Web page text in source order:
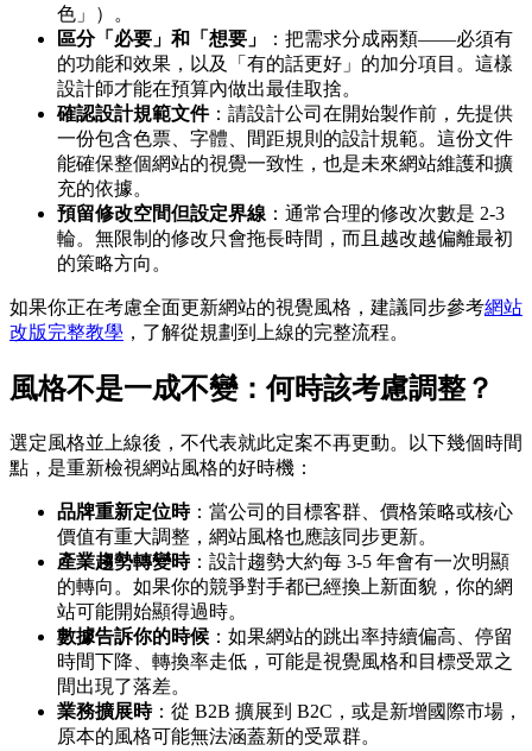
色」）。
區分「必要」和「想要」
：把需求分成兩類——必須有
的功能和效果，以及「有的話更好」的加分項目。這樣
設計師才能在預算內做出最佳取捨。
確認設計規範文件：請設計公司在開始製作前，先提供
一份包含色票、字體、間距規則的設計規範。這份文件
能確保整個網站的視覺一致性，也是未來網站維護和擴
充的依據。
預留修改空間但設定界線 ：通常合理的修改次數是 2-3
輪。無限制的修改只會拖長時間，而且越改越偏離最初
的策略方向。
如果你正在考慮全面更新網站的視覺風格，建議同步參考網站
改版完整教學 ，了解從規劃到上線的完整流程。
風格不是一成不變：何時該考慮調整？
選定風格並上線後，不代表就此定案不再更動。以下幾個時間
點，是重新檢視網站風格的好時機：
品牌重新定位時：當公司的目標客群、價格策略或核心
價值有重大調整，網站風格也應該同步更新。
產業趨勢轉變時：設計趨勢大約每 3-5 年會有一次明顯
的轉向。如果你的競爭對手都已經換上新面貌，你的網
站可能開始顯得過時。
數據告訴你的時候 ：如果網站的跳出率持續偏高、停留
時間下降、轉換率走低，可能是視覺風格和目標受眾之
間出現了落差。
業務擴展時：從 B2B 擴展到 B2C，或是新增國際市場，
原本的風格可能無法涵蓋新的受眾群。